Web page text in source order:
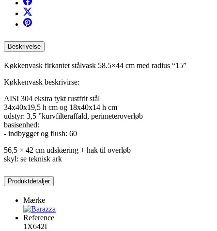
Beskrivelse
Køkkenvask firkantet stålvask 58.5×44 cm med radius “15”
Køkkenvask beskrivirse:
AISI 304 ekstra tykt rustfrit stål
34x40x19,5 h cm og 18x40x14 h cm
udstyr: 3,5 ”kurvfilteraffald, perimeteroverløb
basisenhed:
- indbygget og flush: 60
56,5 × 42 cm udskæring + hak til overløb
skyl: se teknisk ark
Produktdetaljer
Mærke
Reference
1X642I